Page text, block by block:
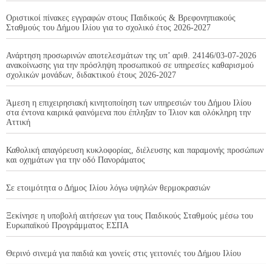
Οριστικοί πίνακες εγγραφών στους Παιδικούς & Βρεφονηπιακούς
Σταθμούς του Δήμου Ιλίου για το σχολικό έτος 2026-2027
Ανάρτηση προσωρινών αποτελεσμάτων της υπ’ αριθ. 24146/03-07-2026
ανακοίνωσης για την πρόσληψη προσωπικού σε υπηρεσίες καθαρισμού
σχολικών μονάδων, διδακτικού έτους 2026-2027
Άμεση η επιχειρησιακή κινητοποίηση των υπηρεσιών του Δήμου Ιλίου
στα έντονα καιρικά φαινόμενα που έπληξαν το Ίλιον και ολόκληρη την
Αττική
Καθολική απαγόρευση κυκλοφορίας, διέλευσης και παραμονής προσώπων
και οχημάτων για την οδό Πανοράματος
Σε ετοιμότητα ο Δήμος Ιλίου λόγω υψηλών θερμοκρασιών
Ξεκίνησε η υποβολή αιτήσεων για τους Παιδικούς Σταθμούς μέσω του
Ευρωπαϊκού Προγράμματος ΕΣΠΑ
Θερινό σινεμά για παιδιά και γονείς στις γειτονιές του Δήμου Ιλίου